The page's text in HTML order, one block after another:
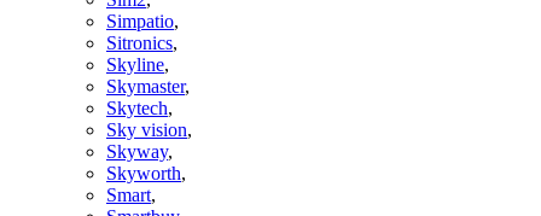
Simpatio,
Sitronics,
Skyline,
Skymaster,
Skytech,
Sky vision,
Skyway,
Skyworth,
Smart,